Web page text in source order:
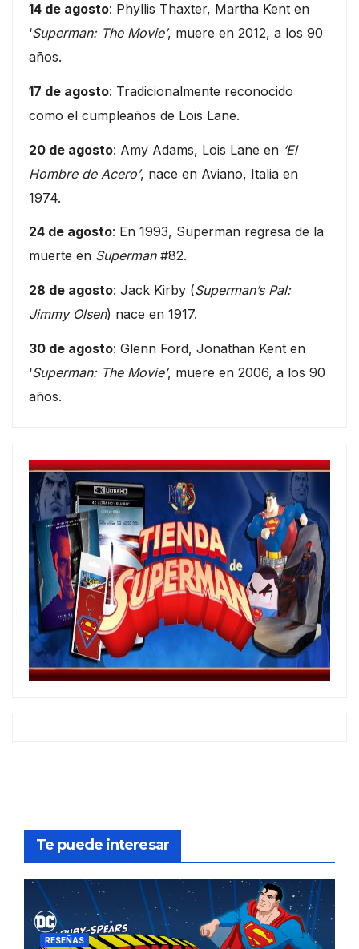
14 de agosto: Phyllis Thaxter, Martha Kent en
‘Superman: The Movie’, muere en 2012, a los 90
años.
17 de agosto: Tradicionalmente reconocido
como el cumpleaños de Lois Lane.
20 de agosto: Amy Adams, Lois Lane en ‘El
Hombre de Acero’, nace en Aviano, Italia en
1974.
24 de agosto: En 1993, Superman regresa de la
muerte en Superman#82.
28 de agosto: Jack Kirby (Superman’s Pal:
Jimmy Olsen) nace en 1917.
30 de agosto: Glenn Ford, Jonathan Kent en
‘Superman: The Movie’, muere en 2006, a los 90
años.
Te puede interesar
RESEÑAS